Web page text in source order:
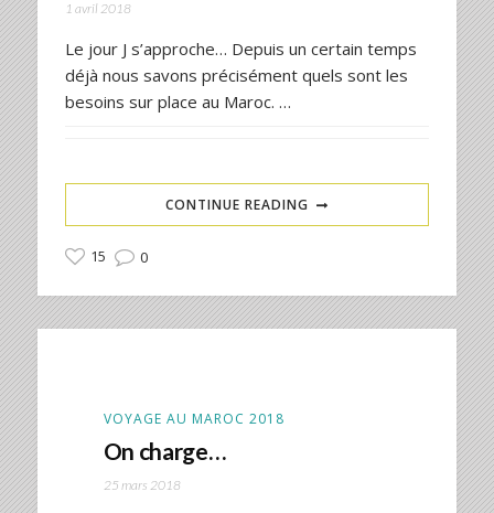
1 avril 2018
Le jour J s’approche… Depuis un certain temps
déjà nous savons précisément quels sont les
besoins sur place au Maroc. …
CONTINUE READING
15 0
VOYAGE AU MAROC 2018
On charge…
25 mars 2018